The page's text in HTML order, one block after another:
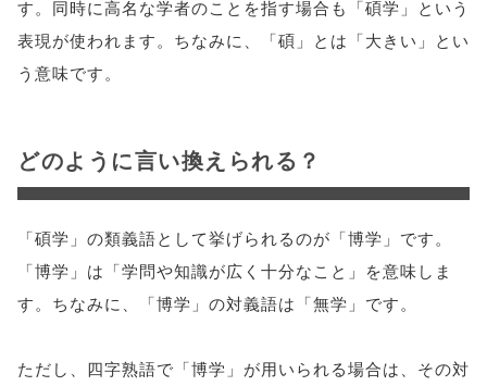
す。同時に高名な学者のことを指す場合も「碩学」という
表現が使われます。ちなみに、「碩」とは「大きい」とい
う意味です。
どのように言い換えられる？
「碩学」の類義語として挙げられるのが「博学」です。
「博学」は「学問や知識が広く十分なこと」を意味しま
す。ちなみに、「博学」の対義語は「無学」です。
ただし、四字熟語で「博学」が用いられる場合は、その対